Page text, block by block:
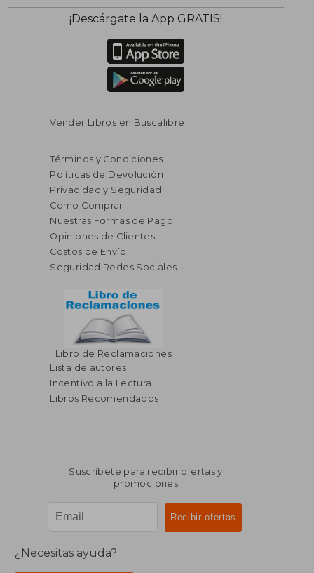
¡Descárgate la App GRATIS!
Vender Libros en Buscalibre
Términos y Condiciones
Políticas de Devolución
Privacidad y Seguridad
Cómo Comprar
Nuestras Formas de Pago
Opiniones de Clientes
Costos de Envío
Seguridad Redes Sociales
Libro de Reclamaciones
Lista de autores
Incentivo a la Lectura
Libros Recomendados
Suscríbete para recibir ofertas y
promociones
¿Necesitas ayuda?